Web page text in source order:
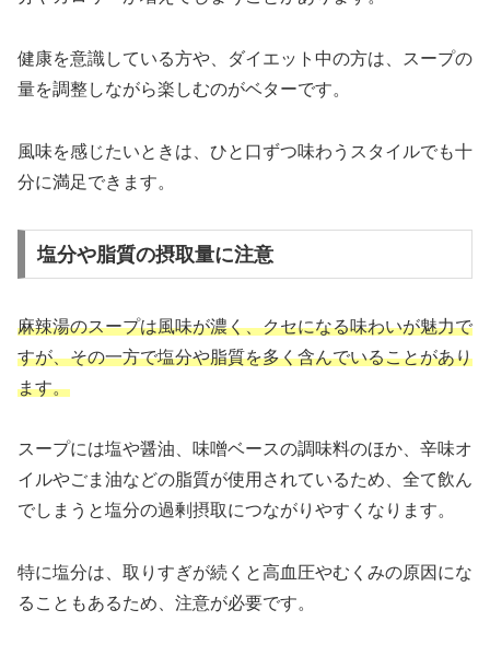
健康を意識している方や、ダイエット中の方は、スープの
量を調整しながら楽しむのがベターです。
風味を感じたいときは、ひと口ずつ味わうスタイルでも十
分に満足できます。
塩分や脂質の摂取量に注意
麻辣湯のスープは風味が濃く、クセになる味わいが魅力で
すが、その一方で塩分や脂質を多く含んでいることがあり
ます。
スープには塩や醤油、味噌ベースの調味料のほか、辛味オ
イルやごま油などの脂質が使用されているため、全て飲ん
でしまうと塩分の過剰摂取につながりやすくなります。
特に塩分は、取りすぎが続くと高血圧やむくみの原因にな
ることもあるため、注意が必要です。